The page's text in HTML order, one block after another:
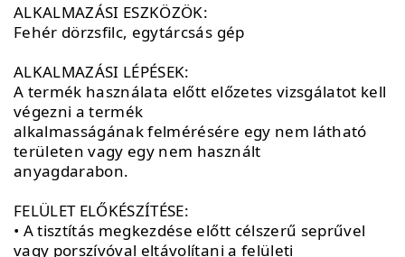
ALKALMAZÁSI ESZKÖZÖK:
Fehér dörzsfilc, egytárcsás gép
ALKALMAZÁSI LÉPÉSEK:
A termék használata előtt előzetes vizsgálatot kell
végezni a termék
alkalmasságának felmérésére egy nem látható
területen vagy egy nem használt
anyagdarabon.
FELÜLET ELŐKÉSZÍTÉSE:
• A tisztítás megkezdése előtt célszerű seprűvel
vagy porszívóval eltávolítani a felületi